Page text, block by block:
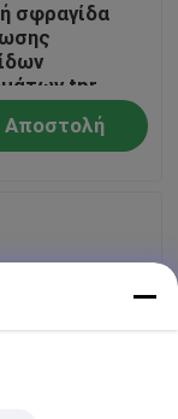
σφραγίδα
tpr
Αποστολή